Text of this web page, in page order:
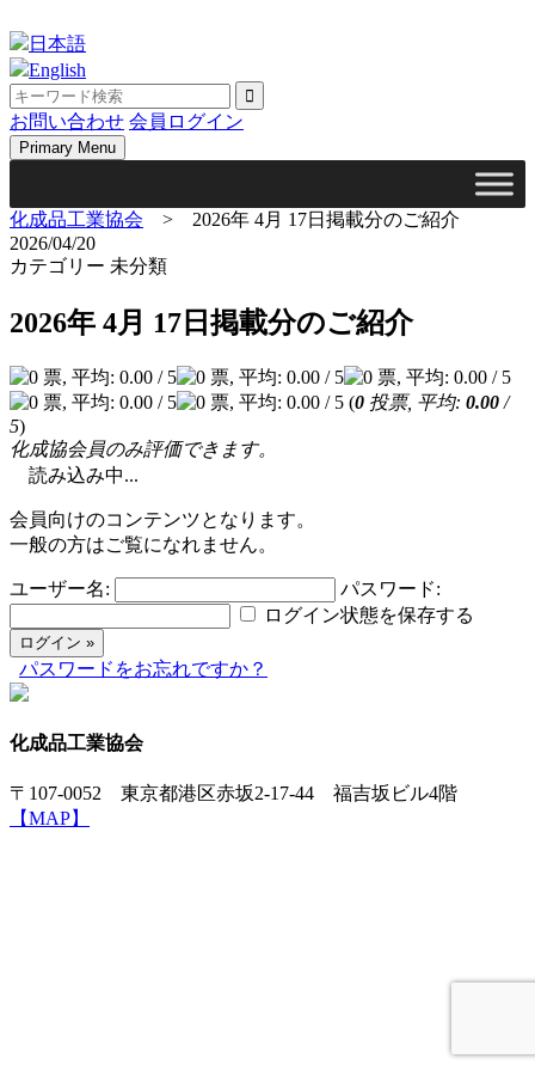
to
content
日本語
English
お問い合わせ 会員ログイン
Primary Menu
化成品工業協会 > 2026年 4月 17日掲載分のご紹介
2026/04/20
カテゴリー 未分類
2026年 4月 17日掲載分のご紹介
(0 投票, 平均: 0.00 /
5)
化成協会員のみ評価できます。
読み込み中...
会員向けのコンテンツとなります。
一般の方はご覧になれません。
ユーザー名:
パスワード:
ログイン状態を保存する
パスワードをお忘れですか？
化成品工業協会
〒107-0052 東京都港区赤坂2-17-44 福吉坂ビル4階
【MAP】